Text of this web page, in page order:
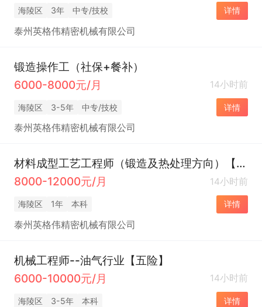
海陵区 3年 中专/技校 详情
泰州英格伟精密机械有限公司
锻造操作工（社保+餐补）
6000-8000元/月
14小时前
海陵区 3-5年 中专/技校 详情
泰州英格伟精密机械有限公司
材料成型工艺工程师（锻造及热处理方向）【五险】
8000-12000元/月
14小时前
海陵区 1年 本科 详情
泰州英格伟精密机械有限公司
机械工程师--油气行业【五险】
6000-10000元/月
14小时前
海陵区 3-5年 本科 详情